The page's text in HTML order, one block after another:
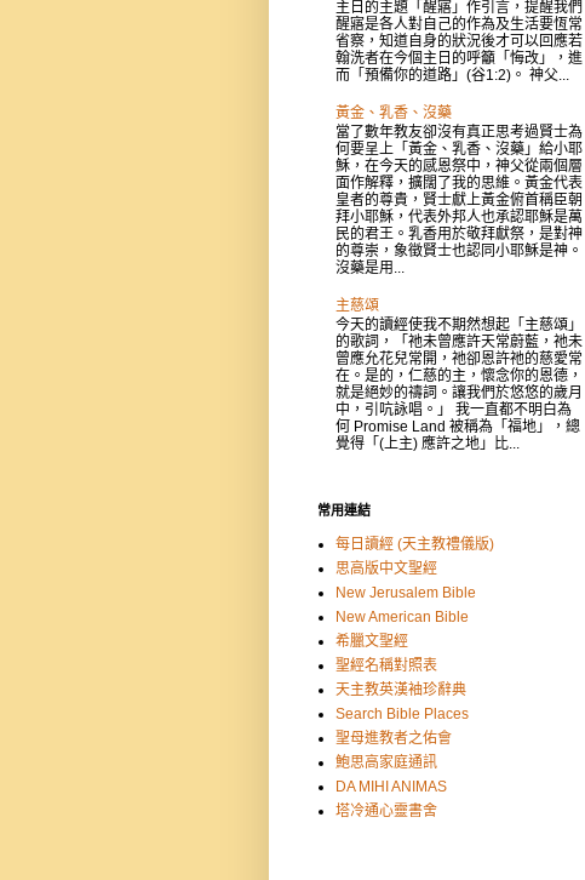
主日的主題「醒寤」作引言，提醒我們
醒寤是各人對自己的作為及生活要恆常
省察，知道自身的狀況後才可以回應若
翰洗者在今個主日的呼籲「悔改」，進
而「預備你的道路」(谷1:2)。 神父...
黃金、乳香、沒藥
當了數年教友卻沒有真正思考過賢士為
何要呈上「黃金、乳香、沒藥」給小耶
穌，在今天的感恩祭中，神父從兩個層
面作解釋，擴闊了我的思維。黃金代表
皇者的尊貴，賢士獻上黃金俯首稱臣朝
拜小耶穌，代表外邦人也承認耶穌是萬
民的君王。乳香用於敬拜獻祭，是對神
的尊崇，象徵賢士也認同小耶穌是神。
沒藥是用...
主慈頌
今天的讀經使我不期然想起「主慈頌」
的歌詞，「祂未曾應許天常蔚藍，祂未
曾應允花兒常開，祂卻恩許祂的慈愛常
在。是的，仁慈的主，懷念你的恩德，
就是絕妙的禱詞。讓我們於悠悠的歲月
中，引吭詠唱。」 我一直都不明白為
何 Promise Land 被稱為「福地」，總
覺得「(上主) 應許之地」比...
常用連結
每日讀經 (天主教禮儀版)
思高版中文聖經
New Jerusalem Bible
New American Bible
希臘文聖經
聖經名稱對照表
天主教英漢袖珍辭典
Search Bible Places
聖母進教者之佑會
鮑思高家庭通訊
DA MIHI ANIMAS
塔冷通心靈書舍